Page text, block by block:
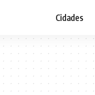
Cidades